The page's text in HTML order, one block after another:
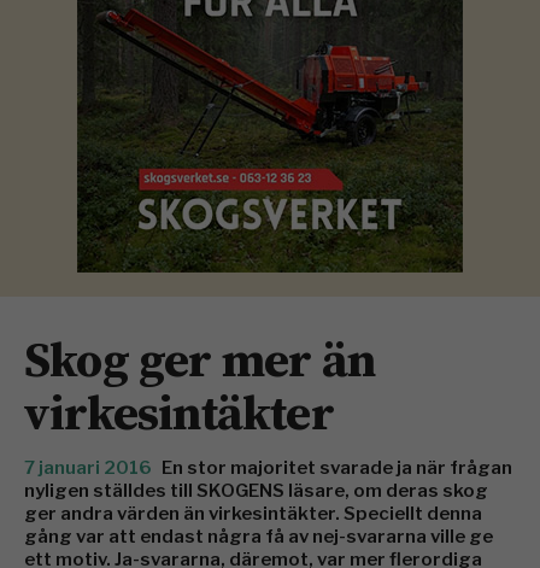
Skog ger mer än
virkesintäkter
7 januari 2016
En stor majoritet svarade ja när frågan
nyligen ställdes till SKOGENS läsare, om deras skog
ger andra värden än virkesintäkter. Speciellt denna
gång var att endast några få av nej-svararna ville ge
ett motiv. Ja-svararna, däremot, var mer flerordiga